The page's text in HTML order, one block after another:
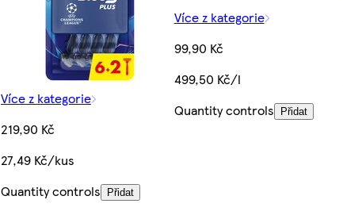
Více z kategorie
219,90 Kč
27,49 Kč/kus
Quantity controls
Přidat
Více z kategorie
99,90 Kč
499,50 Kč/l
Quantity controls
Přidat